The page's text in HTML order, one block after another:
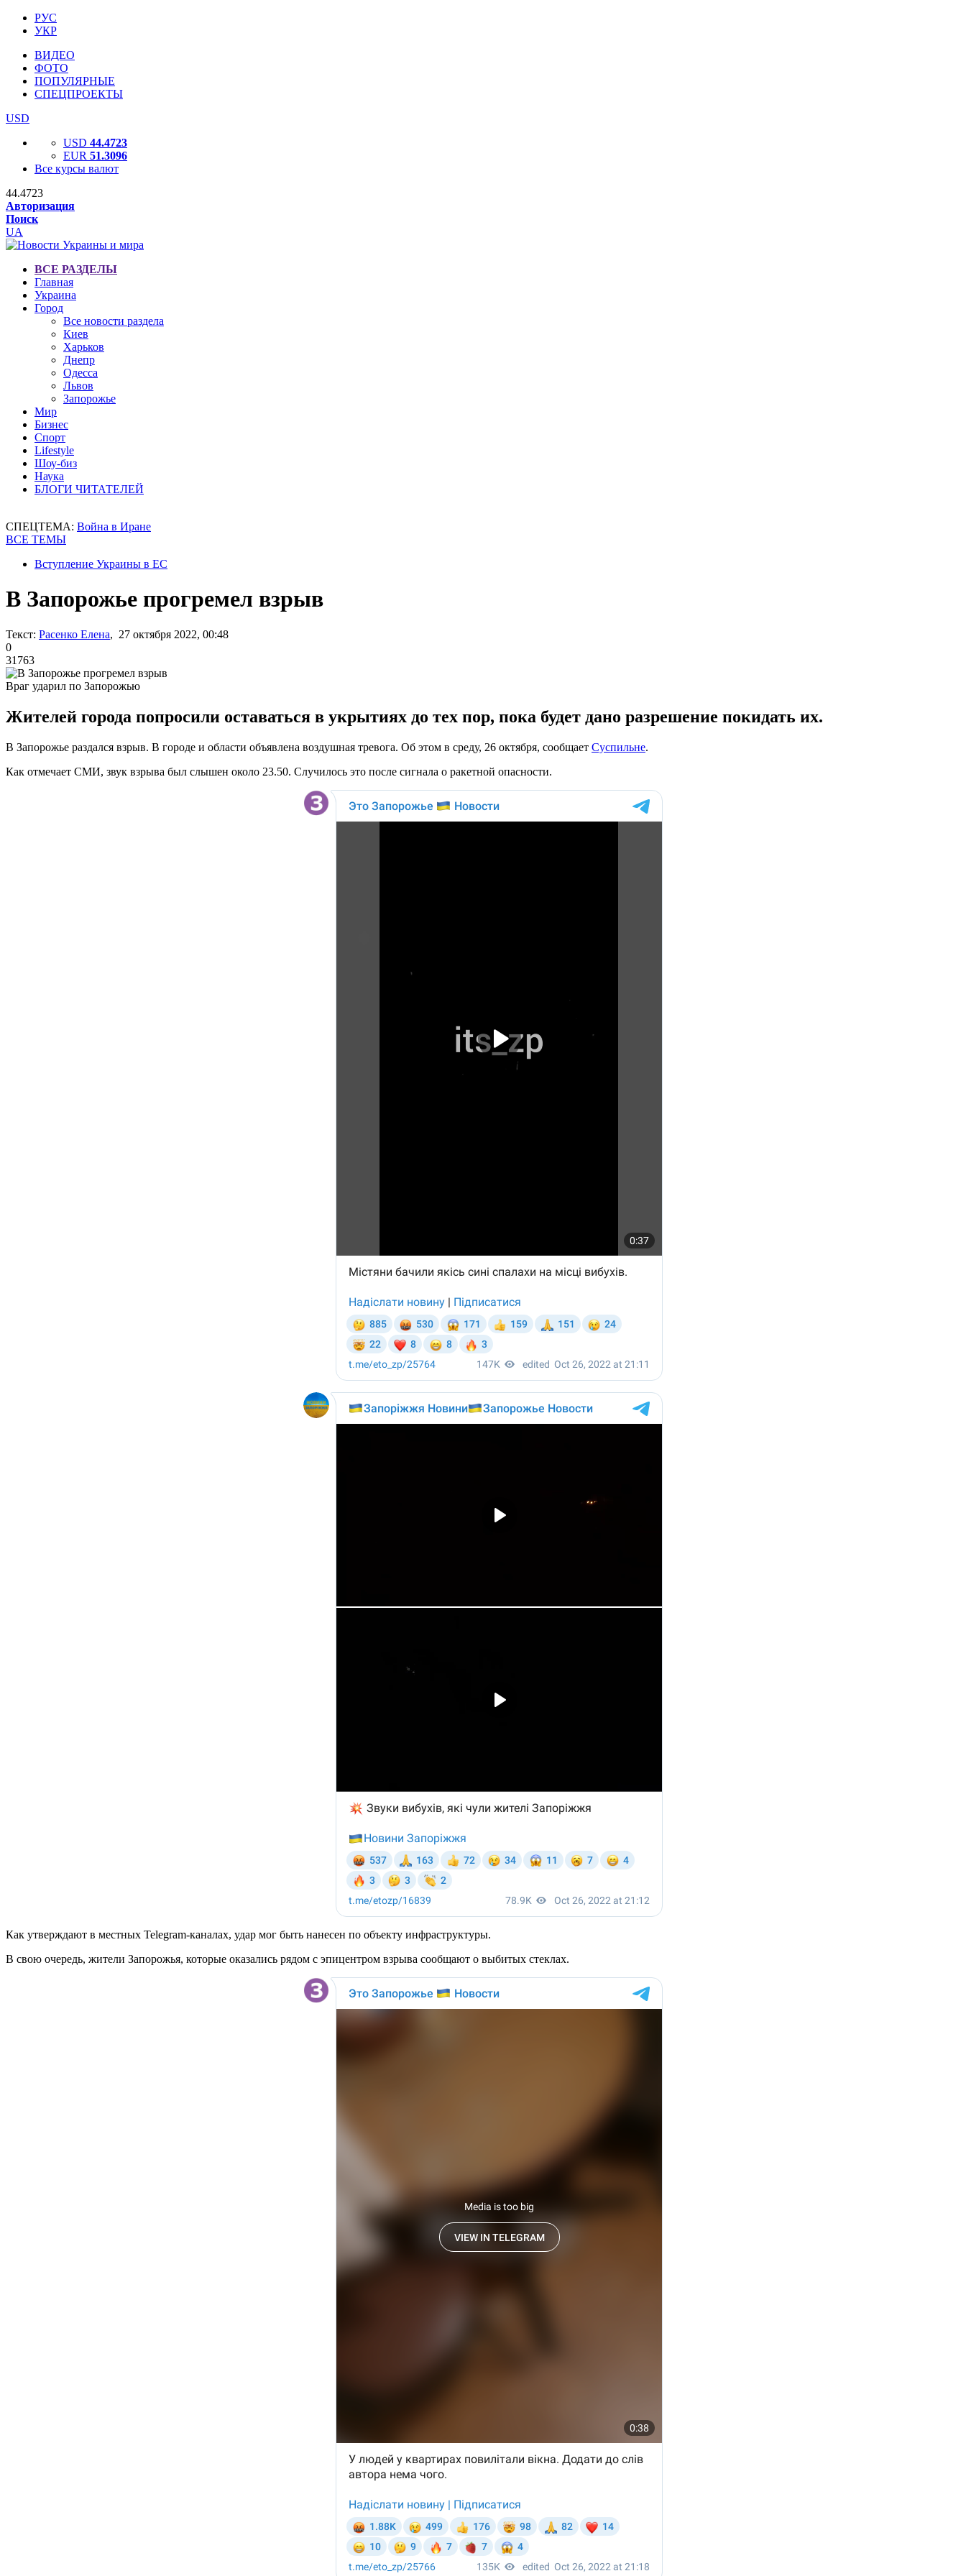
РУС
УКР
ВИДЕО
ФОТО
ПОПУЛЯРНЫЕ
СПЕЦПРОЕКТЫ
USD
USD 44.4723
EUR 51.3096
Все курсы валют
44.4723
Авторизация
Поиск
UA
ВСЕ РАЗДЕЛЫ
Главная
Украина
Город
Все новости раздела
Киев
Харьков
Днепр
Одесса
Львов
Запорожье
Мир
Бизнес
Спорт
Lifestyle
Шоу-биз
Наука
БЛОГИ ЧИТАТЕЛЕЙ
СПЕЦТЕМА: Война в Иране
ВСЕ ТЕМЫ
Вступление Украины в ЕС
В Запорожье прогремел взрыв
Текст: Расенко Елена, 27 октября 2022, 00:48
0
31763
Враг ударил по Запорожью
Жителей города попросили оставаться в укрытиях до тех пор, пока будет дано разрешение покидать их.
В Запорожье раздался взрыв. В городе и области объявлена воздушная тревога. Об этом в среду, 26 октября, сообщает Суспильне.
Как отмечает СМИ, звук взрыва был слышен около 23.50. Случилось это после сигнала о ракетной опасности.
Как утверждают в местных Telegram-каналах, удар мог быть нанесен по объекту инфраструктуры.
В свою очередь, жители Запорожья, которые оказались рядом с эпицентром взрыва сообщают о выбитых стеклах.